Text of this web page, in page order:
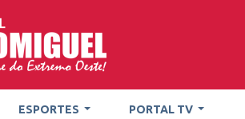
ESPORTES PORTAL TV